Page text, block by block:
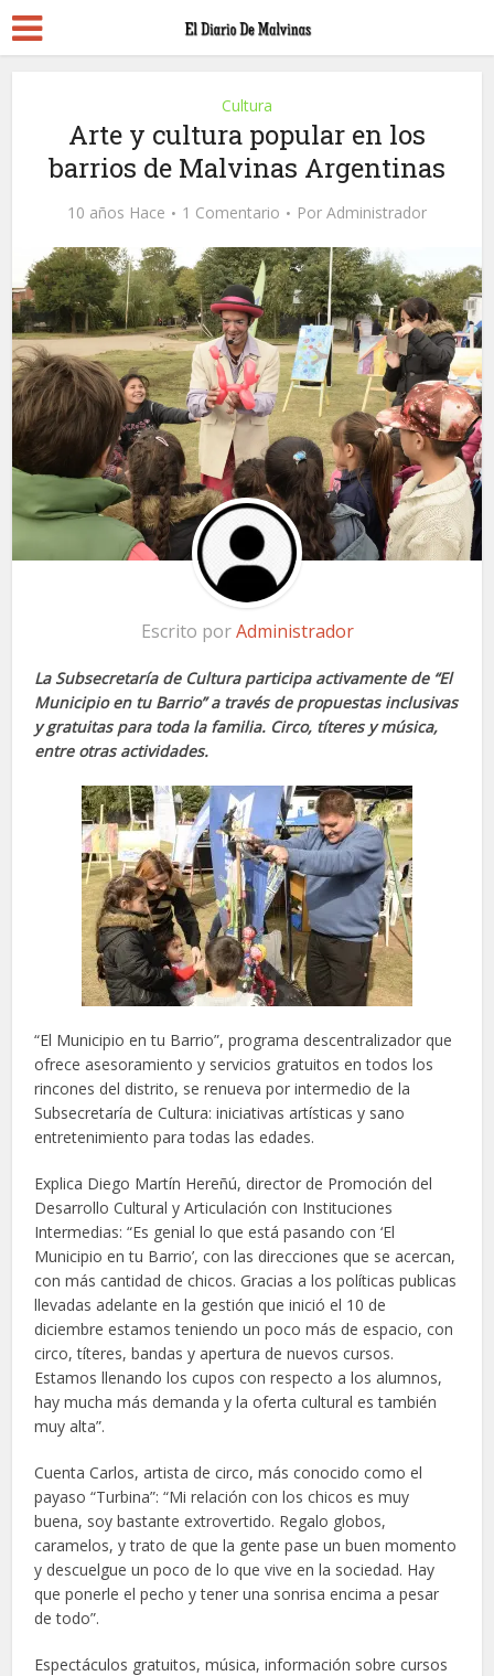
Cultura
Arte y cultura popular en los
barrios de Malvinas Argentinas
10 años Hace 1 Comentario Por Administrador
Escrito porAdministrador
La Subsecretaría de Cultura participa activamente de “El
Municipio en tu Barrio” a través de propuestas inclusivas
y gratuitas para toda la familia. Circo, títeres y música,
entre otras actividades.
“El Municipio en tu Barrio”, programa descentralizador que
ofrece asesoramiento y servicios gratuitos en todos los
rincones del distrito, se renueva por intermedio de la
Subsecretaría de Cultura: iniciativas artísticas y sano
entretenimiento para todas las edades.
Explica Diego Martín Hereñú, director de Promoción del
Desarrollo Cultural y Articulación con Instituciones
Intermedias: “Es genial lo que está pasando con ‘El
Municipio en tu Barrio’, con las direcciones que se acercan,
con más cantidad de chicos. Gracias a los políticas publicas
llevadas adelante en la gestión que inició el 10 de
diciembre estamos teniendo un poco más de espacio, con
circo, títeres, bandas y apertura de nuevos cursos.
Estamos llenando los cupos con respecto a los alumnos,
hay mucha más demanda y la oferta cultural es también
muy alta”.
Cuenta Carlos, artista de circo, más conocido como el
payaso “Turbina”: “Mi relación con los chicos es muy
buena, soy bastante extrovertido. Regalo globos,
caramelos, y trato de que la gente pase un buen momento
y descuelgue un poco de lo que vive en la sociedad. Hay
que ponerle el pecho y tener una sonrisa encima a pesar
de todo”.
Espectáculos gratuitos, música, información sobre cursos